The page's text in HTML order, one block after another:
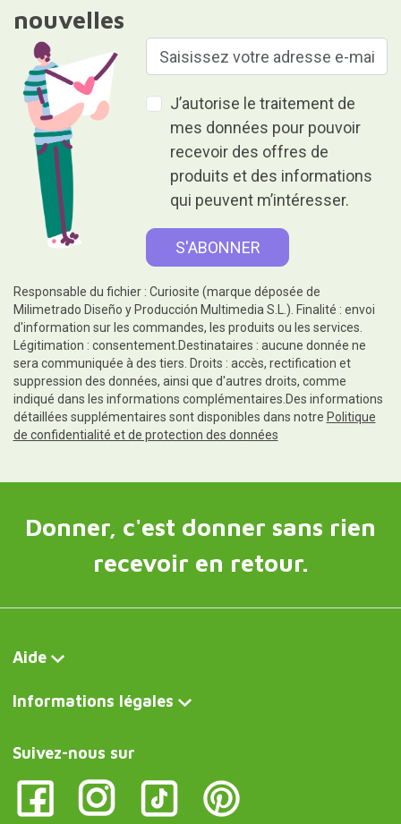
nouvelles
J’autorise le traitement de
mes données pour pouvoir
recevoir des offres de
produits et des informations
qui peuvent m’intéresser.
Responsable du fichier : Curiosite (marque déposée de
Milimetrado Diseño y Producción Multimedia S.L.). Finalité : envoi
d'information sur les commandes, les produits ou les services.
Légitimation : consentement.Destinataires : aucune donnée ne
sera communiquée à des tiers. Droits : accès, rectification et
suppression des données, ainsi que d'autres droits, comme
indiqué dans les informations complémentaires.Des informations
détaillées supplémentaires sont disponibles dans notre Politique
de confidentialité et de protection des données
Donner, c'est donner sans rien
recevoir en retour.
Aide
Informations légales
Suivez-nous sur